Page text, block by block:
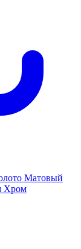
Матовый
Хром